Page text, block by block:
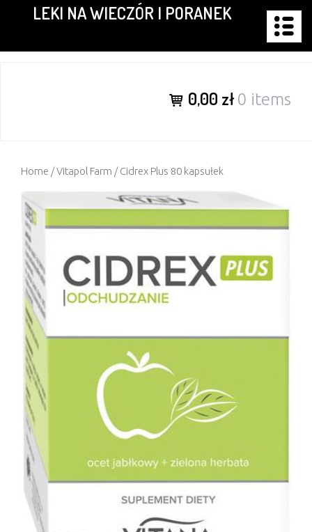
content
LEKI NA WIECZÓR I PORANEK
0,00 zł0 items
Home /Vitapol Farm / Cidrex Plus 80 kapsułek